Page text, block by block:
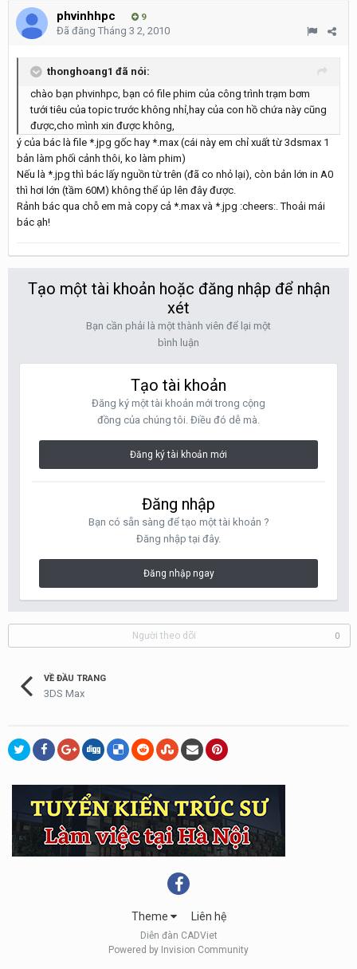
phvinhhpc 9
Đã đăng Tháng 3 2, 2010
thonghoang1 đã nói:
chào bạn phvinhpc, bạn có file phim của công trình trạm bơm
tưới tiêu của topic trước không nhỉ,hay của con hồ chứa này cũng
được,cho mình xin được không,
ý của bác là file *.jpg gốc hay *.max (cái này em chỉ xuất từ 3dsmax 1
bản làm phối cảnh thôi, ko làm phim)
Nếu là *.jpg thì bác lấy nguồn từ trên (đã co nhỏ lại), còn bản lớn in A0
thì hơi lớn (tầm 60M) không thể úp lên đây được.
Rảnh bác qua chỗ em mà copy cả *.max và *.jpg :cheers:. Thoải mái
bác ạh!
Tạo một tài khoản hoặc đăng nhập để nhận
xét
Bạn cần phải là một thành viên để lại một
bình luận
Tạo tài khoản
Đăng ký một tài khoản mới trong cộng
đồng của chúng tôi. Điều đó dễ mà.
Đăng ký tài khoản mới
Đăng nhập
Bạn có sẵn sàng để tạo một tài khoản ?
Đăng nhập tại đây.
Đăng nhập ngay
Người theo dõi 0
VỀ ĐẦU TRANG
3DS Max
Theme Liên hệ
Diễn đàn CADViet
Powered by Invision Community